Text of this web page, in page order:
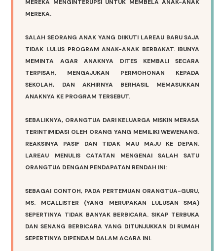
MEREKA MENGINTERUPSI UNTUK MEMBELA ANAK-ANAK
MEREKA.
SALAH SEORANG ANAK YANG DIIKUTI LAREAU BARU SAJA
TIDAK LULUS PROGRAM ANAK-ANAK BERBAKAT. IBUNYA
MEMINTA AGAR ANAKNYA DITES KEMBALI SECARA
TERPISAH, MENGAJUKAN PERMOHONAN KEPADA
SEKOLAH, DAN AKHIRNYA BERHASIL MEMASUKKAN
ANAKNYA KE PROGRAM TERSEBUT.
SEBALIKNYA, ORANGTUA DARI KELUARGA MISKIN MERASA
TERINTIMIDASI OLEH ORANG YANG MEMILIKI WEWENANG.
REAKSINYA PASIF DAN TIDAK MAU MAJU KE DEPAN.
LAREAU MENULIS CATATAN MENGENAI SALAH SATU
ORANGTUA DENGAN PENDAPATAN RENDAH INI:
SEBAGAI CONTOH, PADA PERTEMUAN ORANGTUA-GURU,
MS. MCALLISTER (YANG MERUPAKAN LULUSAN SMA)
SEPERTINYA TIDAK BANYAK BERBICARA. SIKAP TERBUKA
DAN SENANG BERBICARA YANG DITUNJUKKAN DI RUMAH
SEPERTINYA DIPENDAM DALAM ACARA INI.